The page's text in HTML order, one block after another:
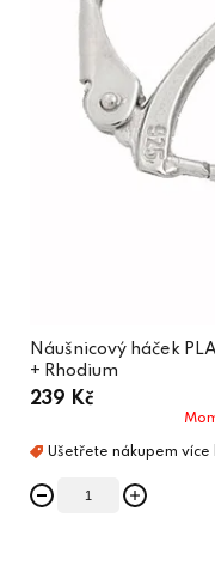
Náušnicový háček
+ Rhodium
239 Kč